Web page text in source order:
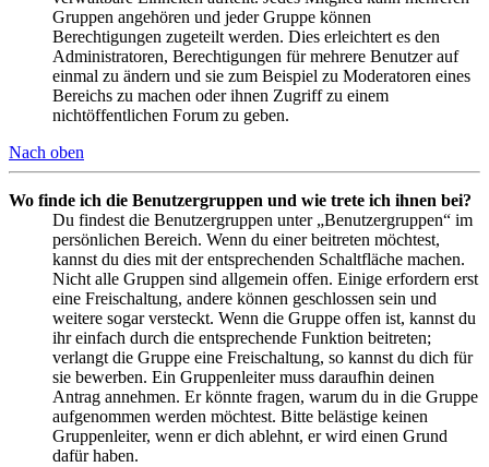
Gruppen angehören und jeder Gruppe können
Berechtigungen zugeteilt werden. Dies erleichtert es den
Administratoren, Berechtigungen für mehrere Benutzer auf
einmal zu ändern und sie zum Beispiel zu Moderatoren eines
Bereichs zu machen oder ihnen Zugriff zu einem
nichtöffentlichen Forum zu geben.
Nach oben
Wo finde ich die Benutzergruppen und wie trete ich ihnen bei?
Du findest die Benutzergruppen unter „Benutzergruppen“ im
persönlichen Bereich. Wenn du einer beitreten möchtest,
kannst du dies mit der entsprechenden Schaltfläche machen.
Nicht alle Gruppen sind allgemein offen. Einige erfordern erst
eine Freischaltung, andere können geschlossen sein und
weitere sogar versteckt. Wenn die Gruppe offen ist, kannst du
ihr einfach durch die entsprechende Funktion beitreten;
verlangt die Gruppe eine Freischaltung, so kannst du dich für
sie bewerben. Ein Gruppenleiter muss daraufhin deinen
Antrag annehmen. Er könnte fragen, warum du in die Gruppe
aufgenommen werden möchtest. Bitte belästige keinen
Gruppenleiter, wenn er dich ablehnt, er wird einen Grund
dafür haben.